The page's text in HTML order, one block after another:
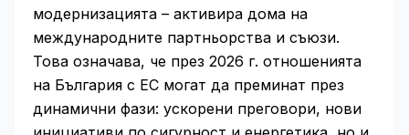
модернизацията – активира дома на
международните партньорства и съюзи.
Това означава, че през 2026 г. отношенията
на България с ЕС могат да преминат през
динамични фази: ускорени преговори, нови